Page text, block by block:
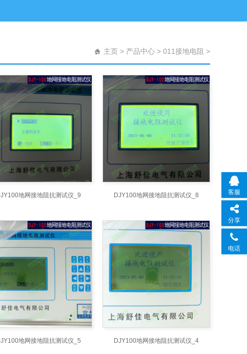
主页 > 产品中心 > 011接地电阻 >
地网接地阻抗测试仪_9 DJY100地网接地阻抗测试仪_8
地网接地阻抗测试仪_5 DJY100地网接地阻抗测试仪_4
客服
分享
电话